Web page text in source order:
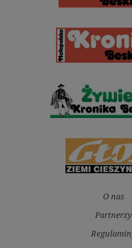
O nas
Partnerzy